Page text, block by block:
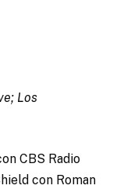
Los
CBS Radio
con Roman